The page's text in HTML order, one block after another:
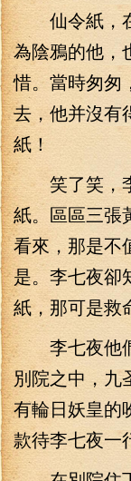
仙令紙，在
為陰鴉的他，
惜。當時匆匆
去，他并沒有
紙！
笑了笑，李
紙。區區三張
看來，那是不
是。李七夜卻
紙，那可是救
李七夜他們
別院之中，九
有輪日妖皇的
款待李七夜一